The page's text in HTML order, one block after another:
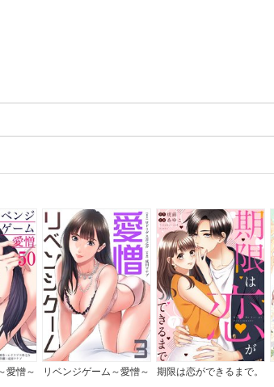
愛憎～
リベンジゲーム～愛憎～
期限は恋ができるまで。